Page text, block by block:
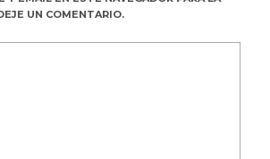
UN COMENTARIO.